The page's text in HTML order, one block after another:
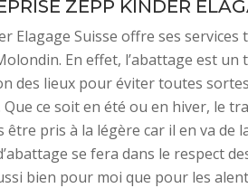
ZEPP KINDER
Elagage Suisse offre ses
En effet, l’abattage est un
des lieux pour éviter toutes
ce soit en été ou en hiver, le
être pris à la légère car il en va de
se fera dans le respect
bien pour moi que pour les